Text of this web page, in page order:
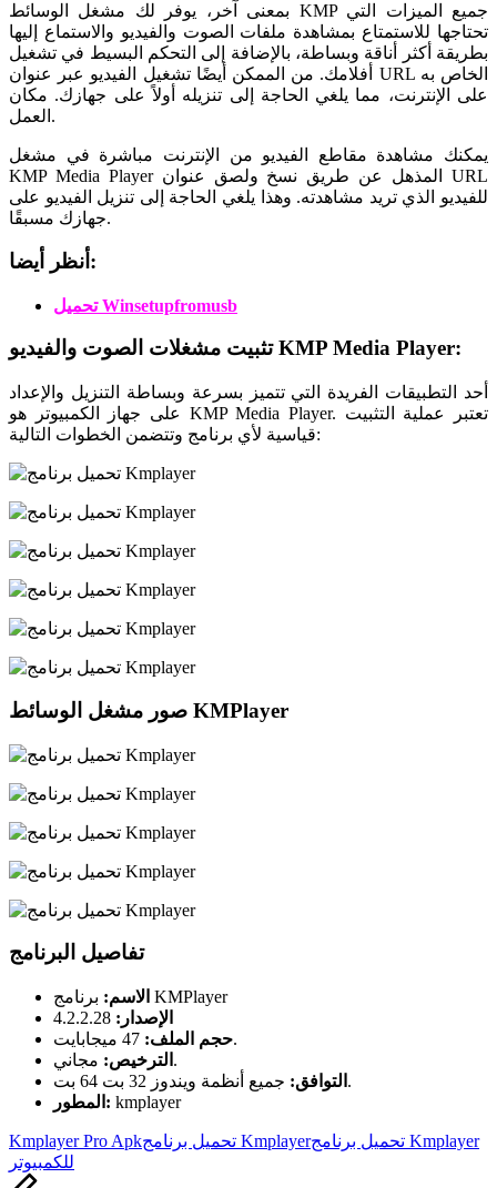
بمعنى آخر، يوفر لك مشغل الوسائط KMP جميع الميزات التي
تحتاجها للاستمتاع بمشاهدة ملفات الصوت والفيديو والاستماع إليها
بطريقة أكثر أناقة وبساطة، بالإضافة إلى التحكم البسيط في تشغيل
أفلامك. من الممكن أيضًا تشغيل الفيديو عبر عنوان URL الخاص به
على الإنترنت، مما يلغي الحاجة إلى تنزيله أولاً على جهازك. مكان
العمل.
يمكنك مشاهدة مقاطع الفيديو من الإنترنت مباشرة في مشغل
KMP Media Player المذهل عن طريق نسخ ولصق عنوان URL
للفيديو الذي تريد مشاهدته. وهذا يلغي الحاجة إلى تنزيل الفيديو على
جهازك مسبقًا.
أنظر أيضا:
تحميل Winsetupfromusb
تثبيت مشغلات الصوت والفيديو KMP Media Player:
أحد التطبيقات الفريدة التي تتميز بسرعة وبساطة التنزيل والإعداد
على جهاز الكمبيوتر هو KMP Media Player. تعتبر عملية التثبيت
قياسية لأي برنامج وتتضمن الخطوات التالية:
صور مشغل الوسائط KMPlayer
تفاصيل البرنامج
الاسم: برنامج KMPlayer
الإصدار:
حجم الملف:47 ميجابايت.
الترخيص: مجاني.
التوافق: جميع أنظمة ويندوز 32 بت 64 بت.
المطور: kmplayer
Tags:
Kmplayer Pro Apk تحميل برنامج Kmplayerتحميل برنامج Kmplayer
للكمبيوتر